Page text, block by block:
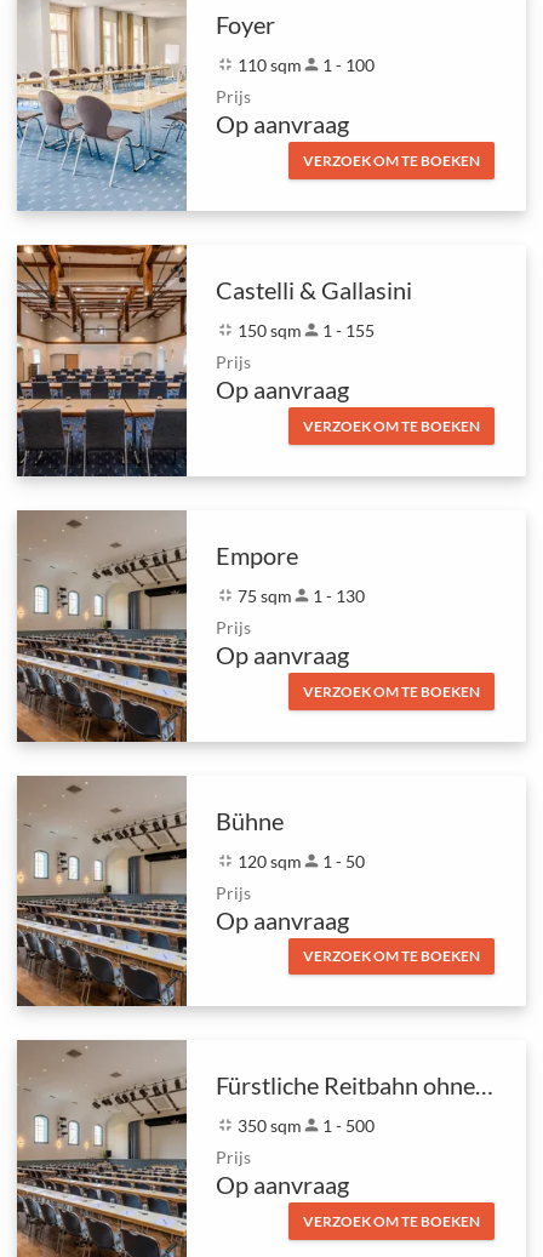
Foyer
fullscreen_exit 110 sqmperson 1 - 100
Prijs
Op aanvraag
VERZOEK OM TE BOEKEN
Castelli & Gallasini
fullscreen_exit 150 sqmperson 1 - 155
Prijs
Op aanvraag
VERZOEK OM TE BOEKEN
Empore
fullscreen_exit 75 sqmperson 1 - 130
Prijs
Op aanvraag
VERZOEK OM TE BOEKEN
Bühne
fullscreen_exit 120 sqmperson 1 - 50
Prijs
Op aanvraag
VERZOEK OM TE BOEKEN
Fürstliche Reitbahn ohne Bühne und Empore
fullscreen_exit 350 sqmperson 1 - 500
Prijs
Op aanvraag
VERZOEK OM TE BOEKEN